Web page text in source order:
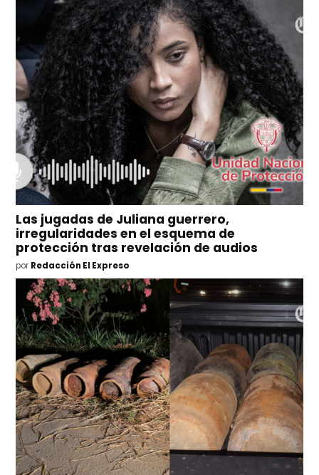
Las jugadas de Juliana guerrero,
irregularidades en el esquema de
protección tras revelación de audios
por Redacción El Expreso